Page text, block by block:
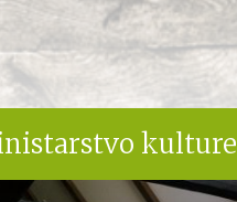
kulture